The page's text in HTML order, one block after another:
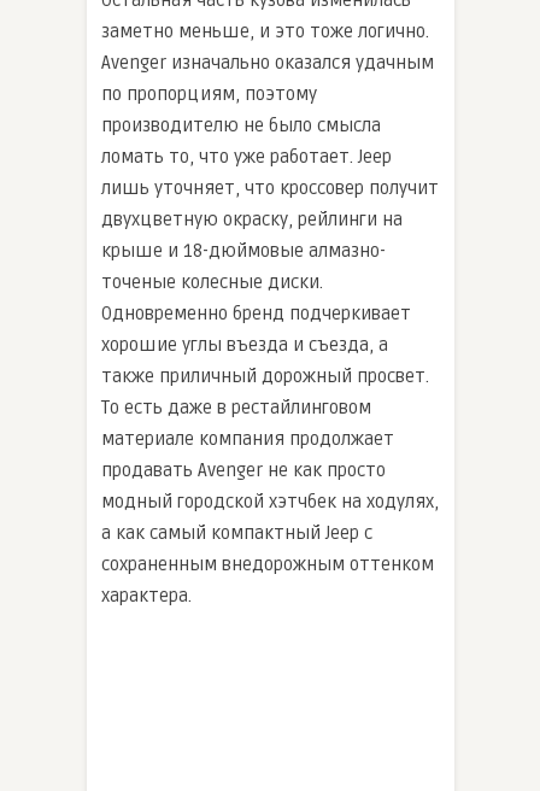
заметно меньше, и это тоже логично.
Avenger изначально оказался удачным
по пропорциям, поэтому
производителю не было смысла
ломать то, что уже работает. Jeep
лишь уточняет, что кроссовер получит
двухцветную окраску, рейлинги на
крыше и 18-дюймовые алмазно-
точеные колесные диски.
Одновременно бренд подчеркивает
хорошие углы въезда и съезда, а
также приличный дорожный просвет.
То есть даже в рестайлинговом
материале компания продолжает
продавать Avenger не как просто
модный городской хэтчбек на ходулях,
а как самый компактный Jeep с
сохраненным внедорожным оттенком
характера.